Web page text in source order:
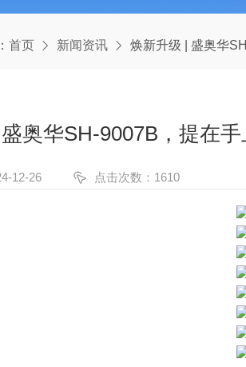
首页 新闻资讯 焕新升级 | 盛奥华
奥华SH-9007B，提在
12-26 点击次数：1610